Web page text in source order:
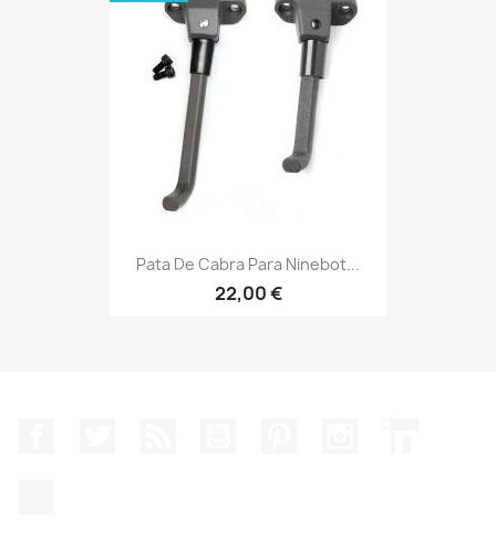
Pata De Cabra Para Ninebot...
22,00 €